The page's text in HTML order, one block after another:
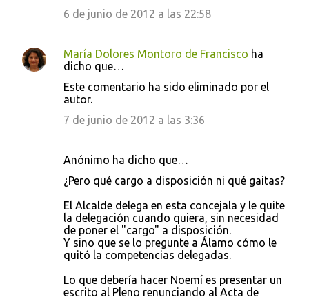
6 de junio de 2012 a las 22:58
María Dolores Montoro de Francisco ha
dicho que…
Este comentario ha sido eliminado por el
autor.
7 de junio de 2012 a las 3:36
Anónimo ha dicho que…
¿Pero qué cargo a disposición ni qué gaitas?
El Alcalde delega en esta concejala y le quite
la delegación cuando quiera, sin necesidad
de poner el "cargo" a disposición.
Y sino que se lo pregunte a Álamo cómo le
quitó la competencias delegadas.
Lo que debería hacer Noemí es presentar un
escrito al Pleno renunciando al Acta de